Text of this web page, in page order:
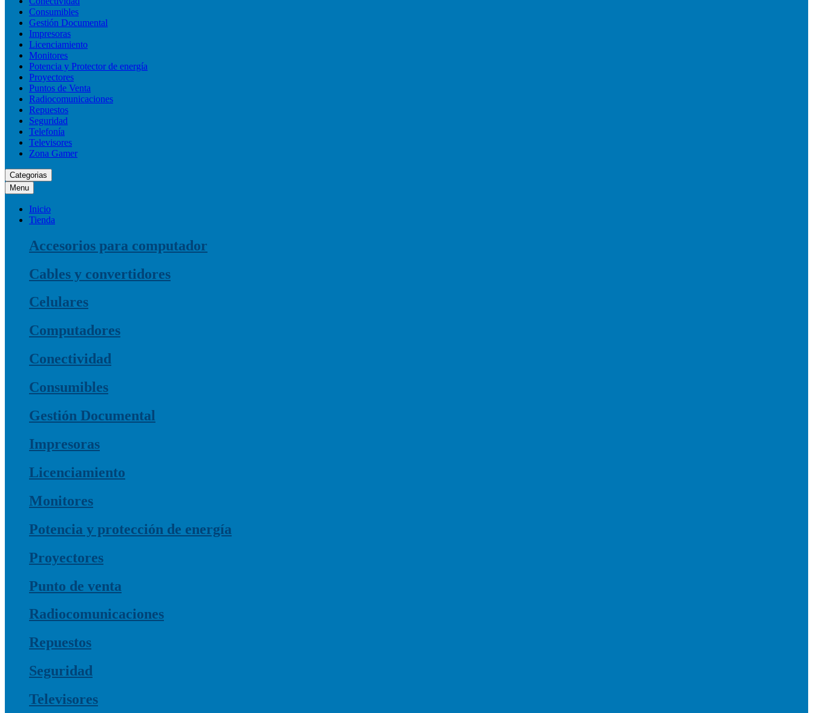
Consumibles
Gestión Documental
Impresoras
Licenciamiento
Monitores
Potencia y Protector de energía
Proyectores
Puntos de Venta
Radiocomunicaciones
Repuestos
Seguridad
Telefonía
Televisores
Zona Gamer
Categorias
Menu
Inicio
Tienda
Accesorios para computador
Cables y convertidores
Celulares
Computadores
Conectividad
Consumibles
Gestión Documental
Impresoras
Licenciamiento
Monitores
Potencia y protección de energía
Proyectores
Punto de venta
Radiocomunicaciones
Repuestos
Seguridad
Televisores